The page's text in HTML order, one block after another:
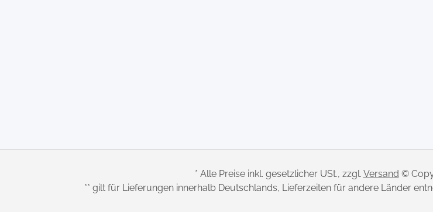
* Alle Preise inkl. gesetzlicher USt., zzgl. Versand ©
** gilt für Lieferungen innerhalb Deutschlands, Lieferzeiten für andere Länder